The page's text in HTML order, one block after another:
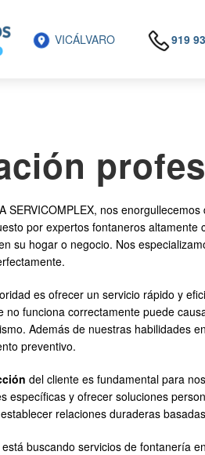
VICÁLVARO 919
SERVICOMPLEX, nos
por expertos fontaneros
su hogar o negocio. Nos
es ofrecer un servicio rápido y
no funciona correctamente puede
Además de nuestras habilidades
preventivo.
del cliente es fundamental para
específicas y ofrecer soluciones
relaciones duraderas
buscando servicios de fontanería